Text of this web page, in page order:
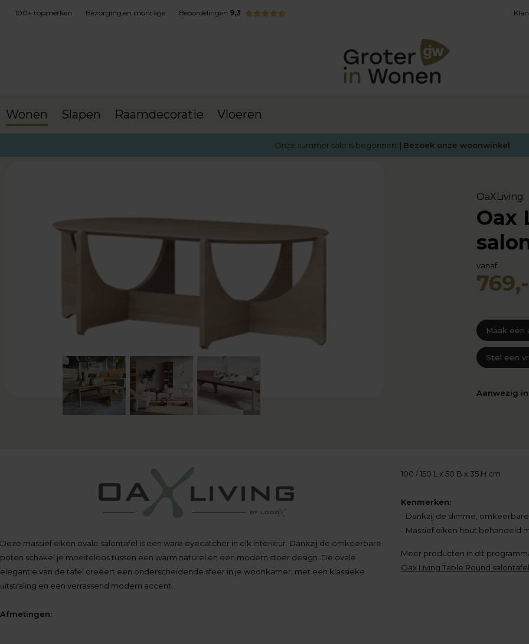
100+ topmerken Bezorging en montage Beoordelingen 9,3
Wonen Slapen Raamdecoratie Vloeren
Onze summer sale is begonnen! | Bezoek onze woonwinkel
terug naar Wonen Salontafels
OaXLiving
Oax
vanaf
769,-
Maak een
Stel een
Aanwezig
Deze massief eiken ovale salontafel is een ware eyecatcher in elk interieur. Dankzij de omkeerbare
poten schakel je moeiteloos tussen een warm naturel en een modern stoer design. De ovale
elegantie van de tafel creëert een onderscheidende sfeer in je woonkamer, met een klassieke
uitstraling en een verrassend modern accent.
Afmetingen:
100 / 150 L x 50 B x 35 H cm
Kenmerken:
- Dankzij de slimme,
- Massief eiken hout behandeld
Meer producten in dit
Oax Living Table Round salontafel